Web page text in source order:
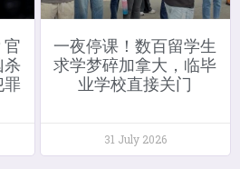
官
杀
罪
一夜停课！数百留学生
求学梦碎加拿大，临毕
业学校直接关门
31 July 2026